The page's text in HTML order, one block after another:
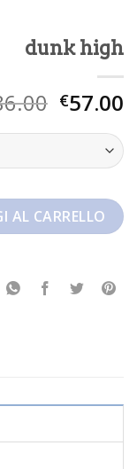
dunk high
€57.00
AL CARRELLO